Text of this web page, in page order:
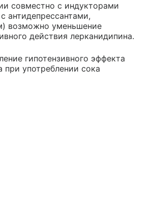
совместно с индукторами
антидепрессантами,
возможно уменьшение
действия лерканидипина.
гипотензивного эффекта
при употреблении сока